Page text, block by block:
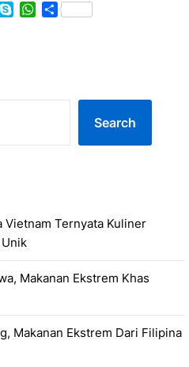
Telegram
SkypeWhatsApp
Share
Search
Vietnam Ternyata Kuliner
Makanan Ekstrem Khas
Makanan Ekstrem Dari Filipina